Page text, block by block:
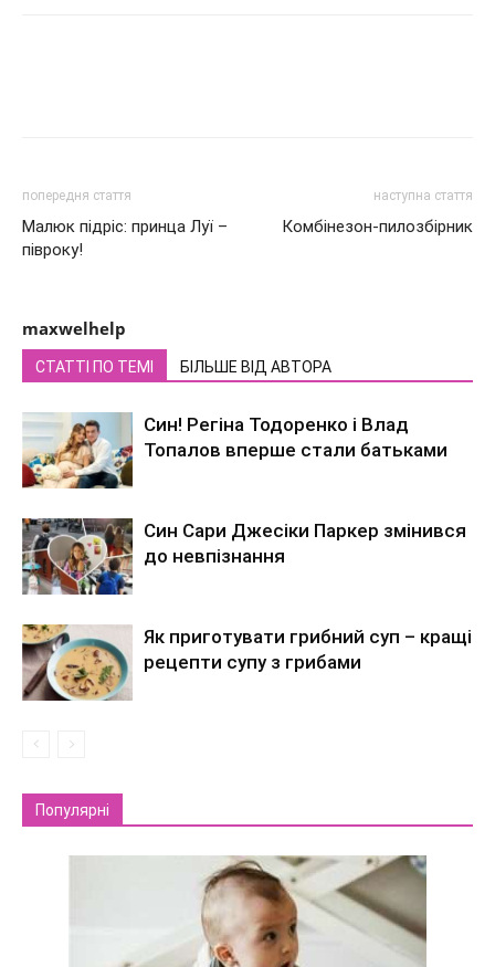
попередня стаття
Малюк підріс: принца Луї –
півроку!
наступна стаття
Комбінезон-пилозбірник
maxwelhelp
СТАТТІ ПО ТЕМІ БІЛЬШЕ ВІД АВТОРА
Син! Регіна Тодоренко і Влад
Топалов вперше стали батьками
Син Сари Джесіки Паркер змінився
до невпізнання
Як приготувати грибний суп – кращі
рецепти супу з грибами
Популярні